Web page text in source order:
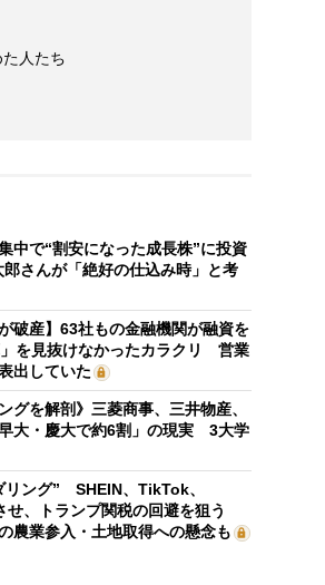
人たち
中で“割安になった成長株”に投資
さんが「絶好の仕込み時」と考
破産】63社もの金融機関が融資を
を見抜けなかったカラクリ 営業
出していた
グを解剖》三菱商事、三井物産、
大・慶大で約6割」の現実 3大学
リング” SHEIN、TikTok、
、トランプ関税の回避を狙う
農業参入・土地取得への懸念も